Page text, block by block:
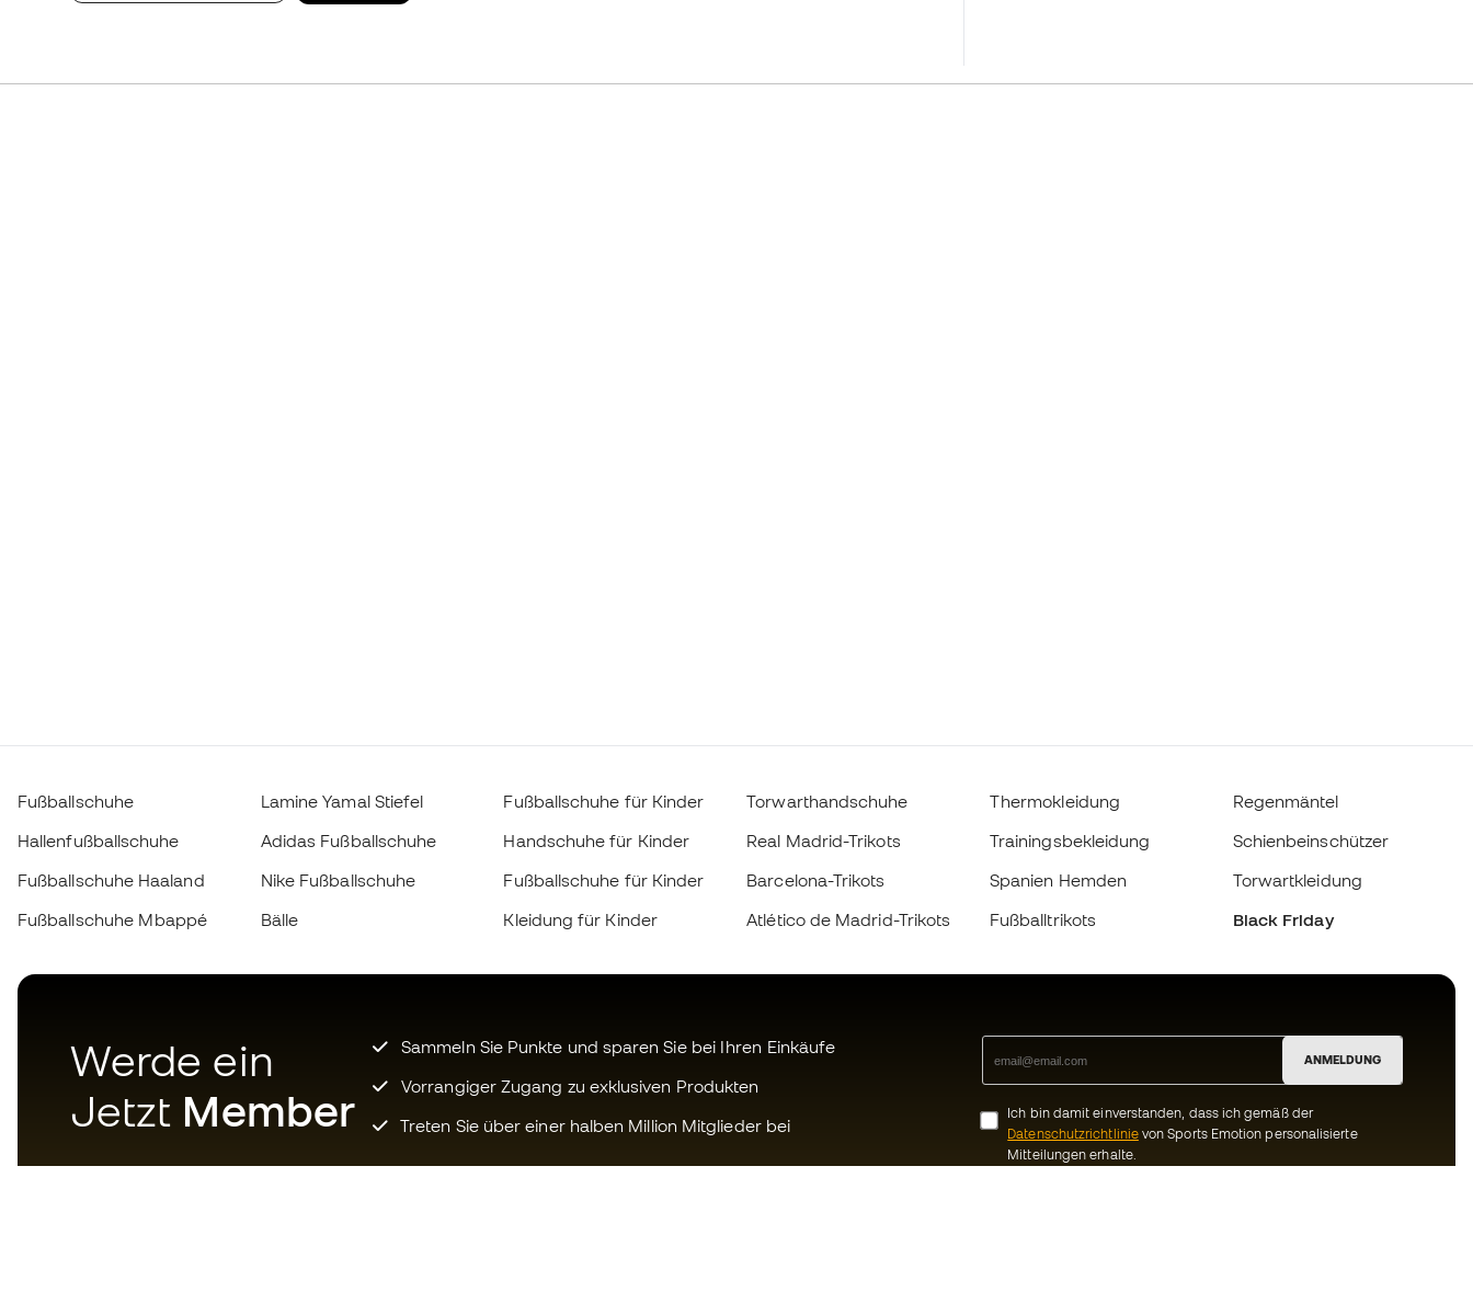
Fußballschuhe
Hallenfußballschuhe
Fußballschuhe Haaland
Fußballschuhe Mbappé
Lamine Yamal Stiefel
Adidas Fußballschuhe
Nike Fußballschuhe
Bälle
Fußballschuhe für Kinder
Handschuhe für Kinder
Fußballschuhe für Kinder
Kleidung für Kinder
Torwarthandschuhe
Real Madrid-Trikots
Barcelona-Trikots
Atlético de Madrid-Trikots
Thermokleidung
Trainingsbekleidung
Spanien Hemden
Fußballtrikots
Regenmäntel
Schienbeinschützer
Torwartkleidung
Black Friday
Werde ein
Jetzt Member
Sammeln Sie Punkte und sparen Sie bei Ihren Einkäufe
Vorrangiger Zugang zu exklusiven Produkten
Treten Sie über einer halben Million Mitglieder bei
ANMELDUNG
Ich bin damit einverstanden, dass ich gemäß der
Datenschutzrichtlinievon Sports Emotion personalisierte
Mitteilungen erhalte.